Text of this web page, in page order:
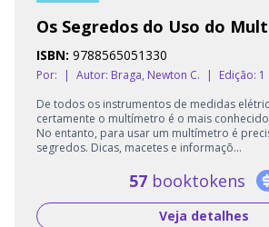
Os Segredos do Uso do
ISBN: 9788565051330
Por: | Autor: Braga, Newton C. |
Edição: 1
De todos os instrumentos de medidas
certamente o multímetro é o mais
No entanto, para usar um multímetro é
segredos. Dicas, macetes e informaçõ...
57 booktokens
Veja detalhes